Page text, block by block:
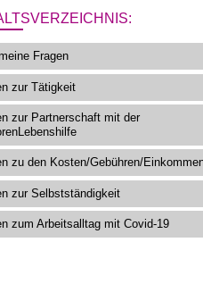
Fragen
zur Tätigkeit
zur Partnerschaft mit der
zu den Kosten/Gebühren/
zur Selbstständigkeit
zum Arbeitsalltag mit Covid-19